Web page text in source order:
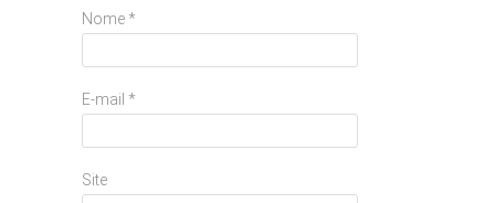
Nome *
E-mail *
Site